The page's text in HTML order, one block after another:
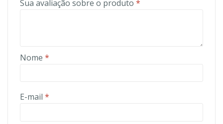
Sua avaliação sobre o produto *
Nome *
E-mail *